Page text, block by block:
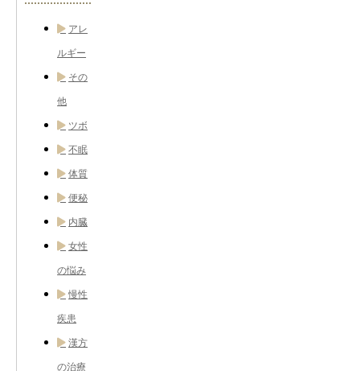
アレ
ルギー
その
他
ツボ
不眠
体質
便秘
内臓
女性
の悩み
慢性
疾患
漢方
の治療